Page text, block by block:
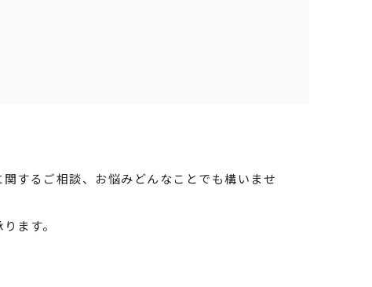
するご相談、お悩みどんなことでも構いませ
ます。